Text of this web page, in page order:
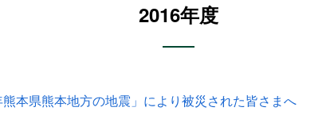
2016年度
熊本県熊本地方の地震」により被災された皆さまへ